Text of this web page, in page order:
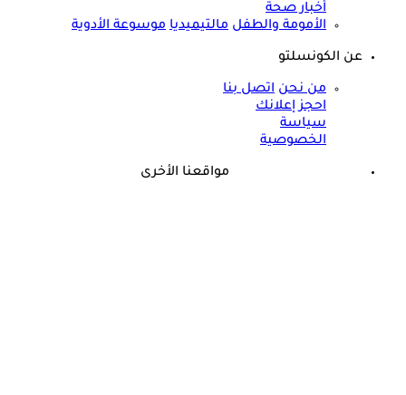
أخبار صحة
الأمومة والطفل مالتيميديا موسوعة الأدوية
عن الكونسلتو
من نحن اتصل بنا
احجز إعلانك
سياسة
الخصوصية
مواقعنا الأخرى